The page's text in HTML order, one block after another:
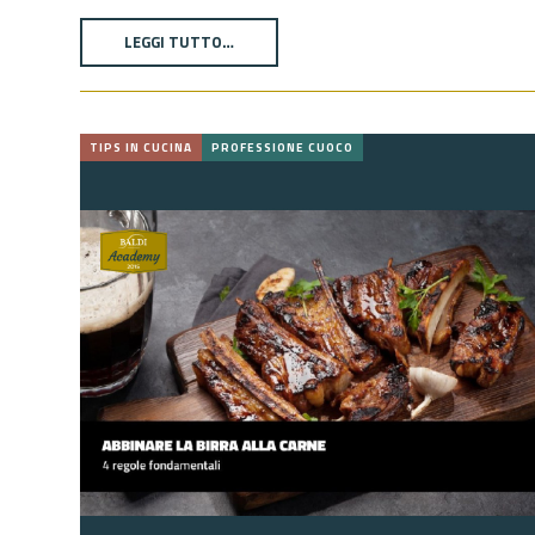
LEGGI TUTTO…
TIPS IN CUCINA PROFESSIONE CUOCO